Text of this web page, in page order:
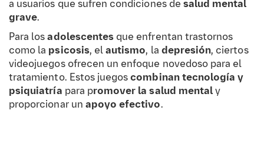
a usuarios que sufren condiciones de salud mental
grave.
Para losadolescentes que enfrentan trastornos
como la psicosis, elautismo, la depresión, ciertos
videojuegos ofrecen un enfoque novedoso para el
tratamiento. Estos juegoscombinan tecnología y
psiquiatría para promover la salud mentaly
proporcionar un apoyo efectivo.